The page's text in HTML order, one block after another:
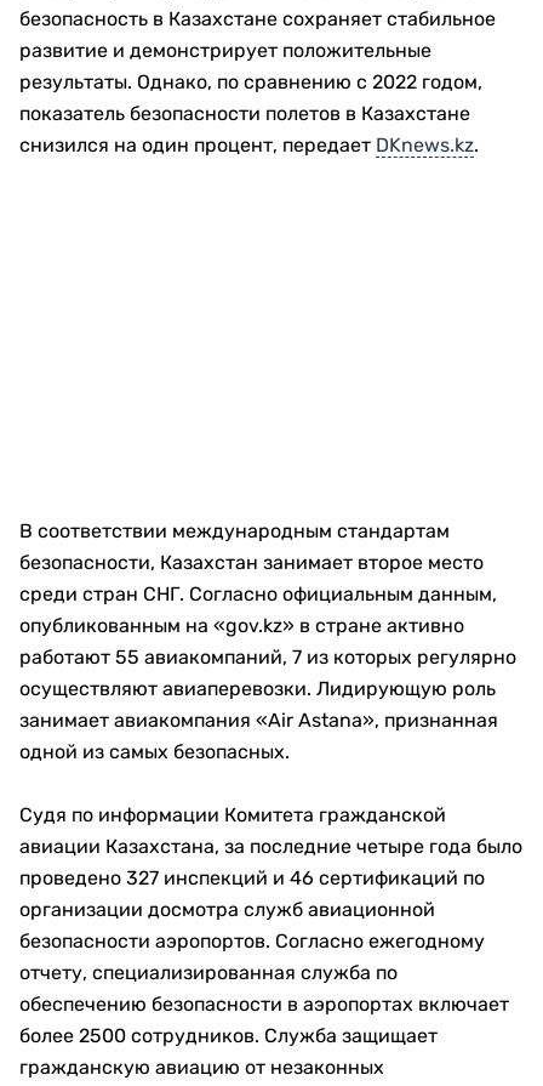
безопасность в Казахстане сохраняет стабильное
развитие и демонстрирует положительные
результаты. Однако, по сравнению с 2022 годом,
показатель безопасности полетов в Казахстане
снизился на один процент, передает DKnews.kz.
В соответствии международным стандартам
безопасности, Казахстан занимает второе место
среди стран СНГ. Согласно официальным данным,
опубликованным на «gov.kz» в стране активно
работают 55 авиакомпаний, 7 из которых регулярно
осуществляют авиаперевозки. Лидирующую роль
занимает авиакомпания «Air Astana», признанная
одной из самых безопасных.
Судя по информации Комитета гражданской
авиации Казахстана, за последние четыре года было
проведено 327 инспекций и 46 сертификаций по
организации досмотра служб авиационной
безопасности аэропортов. Согласно ежегодному
отчету, специализированная служба по
обеспечению безопасности в аэропортах включает
более 2500 сотрудников. Служба защищает
гражданскую авиацию от незаконных